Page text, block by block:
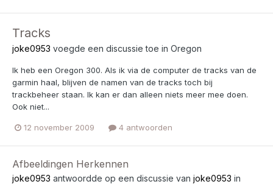
Tracks
joke0953 voegde een discussie toe in Oregon
Ik heb een Oregon 300. Als ik via de computer de tracks van de
garmin haal, blijven de namen van de tracks toch bij
trackbeheer staan. Ik kan er dan alleen niets meer mee doen.
Ook niet...
12 november 2009 4 antwoorden
Afbeeldingen Herkennen
joke0953 antwoordde op een discussie van joke0953 in